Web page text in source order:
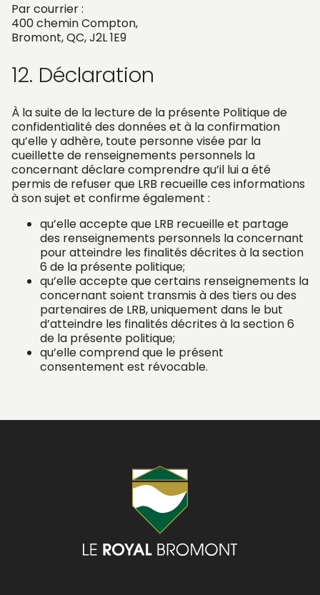
Par courrier :
400 chemin Compton,
Bromont, QC, J2L 1E9
12. Déclaration
À la suite de la lecture de la présente Politique de
confidentialité des données et à la confirmation
qu’elle y adhère, toute personne visée par la
cueillette de renseignements personnels la
concernant déclare comprendre qu’il lui a été
permis de refuser que LRB recueille ces informations
à son sujet et confirme également :
qu’elle accepte que LRB recueille et partage
des renseignements personnels la concernant
pour atteindre les finalités décrites à la section
6 de la présente politique;
qu’elle accepte que certains renseignements la
concernant soient transmis à des tiers ou des
partenaires de LRB, uniquement dans le but
d’atteindre les finalités décrites à la section 6
de la présente politique;
qu’elle comprend que le présent
consentement est révocable.